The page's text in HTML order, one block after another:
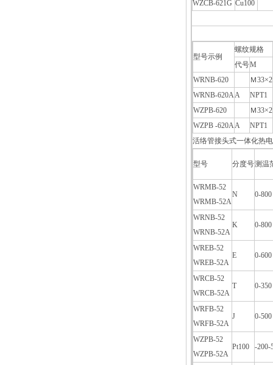
WZCB-621G Cu100
型号示例
螺纹规格
代号M
WRNB-620
Ｍ33×2
WRNB-620AA
NPT1
WZPB-620
Ｍ33×2
WZPB -620AA
NPT1
活络管接头式一体化热
型号 分度号测温
WRMB-52
WRMB-52A
N 0-800
WRNB-52
WRNB-52A
K 0-800
WREB-52
WREB-52A
E 0-600
WRCB-52
WRCB-52A
T 0-350
WRFB-52
WRFB-52A
J 0-500
WZPB-52
WZPB-52A
Pt100 -200-